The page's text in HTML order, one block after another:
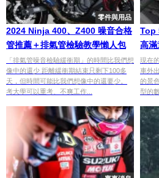
零件與用品
2024 Ninja 400、Z400 噪音合格
管推薦＋排氣管檢驗教學懶人包
「排氣管噪音檢驗緩衝期」的時間比我們想
像中的還少 距離緩衝期結束只剩下100多
天，但時間可能比我們想像中的還要少。
考大學可以重考、不爽工作...
Top
高滿
現在
車外
的景
型的